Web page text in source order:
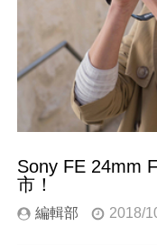
Sony FE 24mm
市！
編輯部 2018/